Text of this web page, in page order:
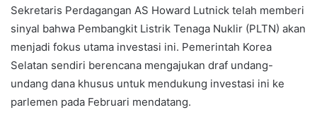
Sekretaris Perdagangan AS Howard Lutnick telah memberi
sinyal bahwa Pembangkit Listrik Tenaga Nuklir (PLTN) akan
menjadi fokus utama investasi ini. Pemerintah Korea
Selatan sendiri berencana mengajukan draf undang-
undang dana khusus untuk mendukung investasi ini ke
parlemen pada Februari mendatang.